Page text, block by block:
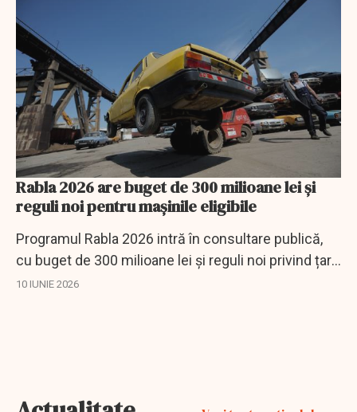
Rabla 2026 are buget de 300 milioane lei și
reguli noi pentru mașinile eligibile
Programul Rabla 2026 intră în consultare publică,
cu buget de 300 milioane lei și reguli noi privind țara
de fabricație a mașinilor.
10 IUNIE 2026